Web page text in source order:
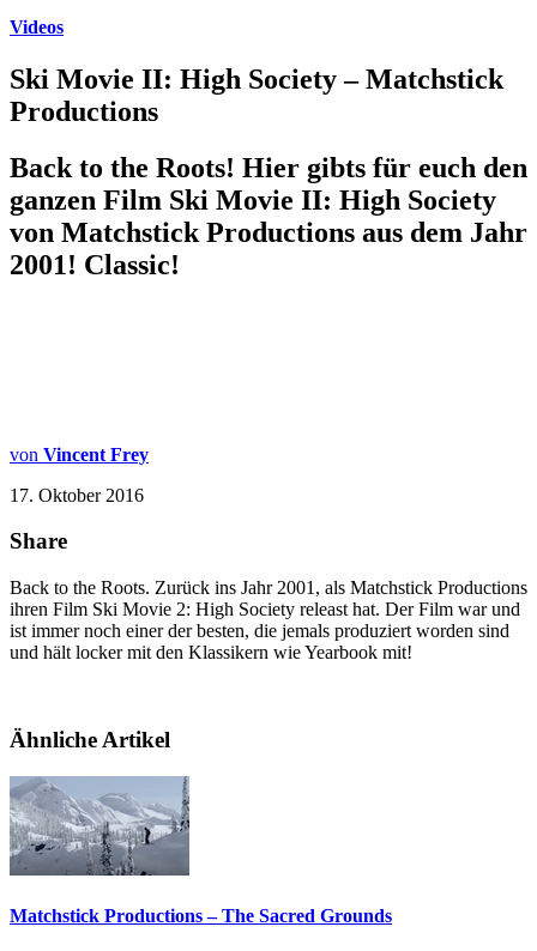
Videos
Ski Movie II: High Society – Matchstick
Productions
Back to the Roots! Hier gibts für euch den
ganzen Film Ski Movie II: High Society
von Matchstick Productions aus dem Jahr
2001! Classic!
von Vincent Frey
17. Oktober 2016
Share
Back to the Roots. Zurück ins Jahr 2001, als Matchstick Productions
ihren Film Ski Movie 2: High Society releast hat. Der Film war und
ist immer noch einer der besten, die jemals produziert worden sind
und hält locker mit den Klassikern wie Yearbook mit!
Ähnliche Artikel
Matchstick Productions – The Sacred Grounds